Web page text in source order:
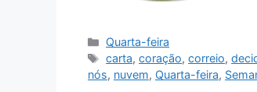
Categorias
Quarta-feira
Tags
carta,coração,correio,
nós, nuvem, Quarta-feira,